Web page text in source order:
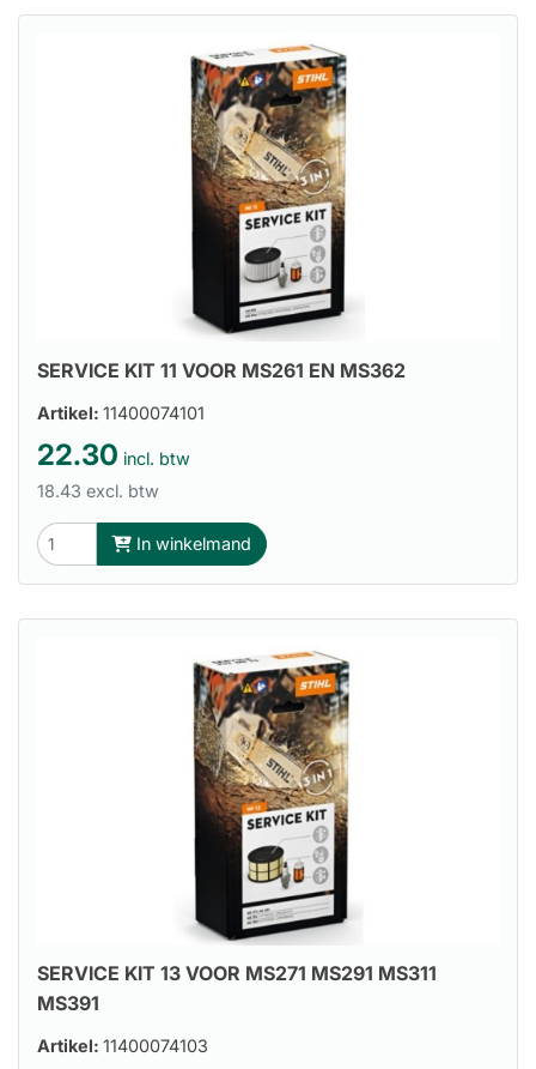
SERVICE KIT 11 VOOR MS261 EN MS362
Artikel: 11400074101
22.30 incl. btw
18.43 excl. btw
In winkelmand
SERVICE KIT 13 VOOR MS271 MS291 MS311
MS391
Artikel: 11400074103